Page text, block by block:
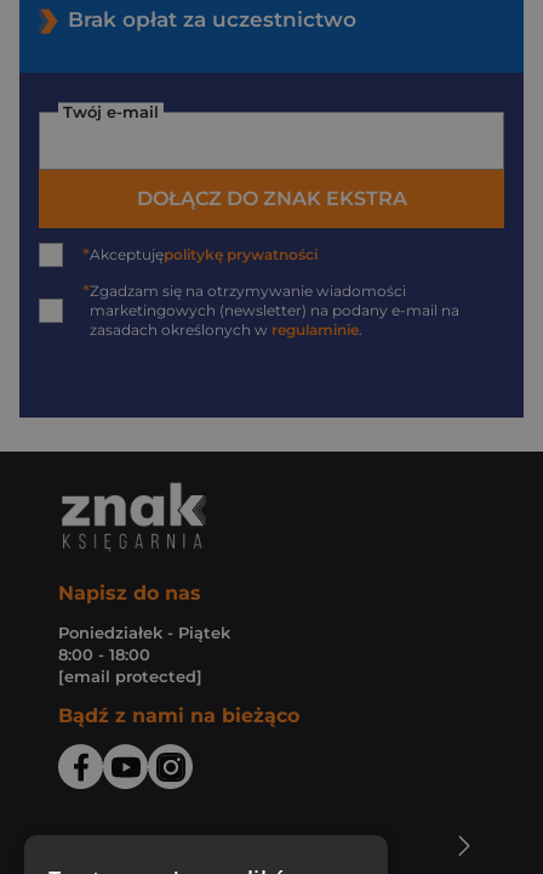
Brak opłat za uczestnictwo
Twój e-mail
DOŁĄCZ DO ZNAK EKSTRA
*Akceptujępolitykę prywatności
*Zgadzam się na otrzymywanie wiadomości
marketingowych (newsletter) na podany e-mail na
zasadach określonych w regulaminie
Napisz do nas
Poniedziałek - Piątek
8:00 - 18:00
[email protected]
Bądź z nami na bieżąco